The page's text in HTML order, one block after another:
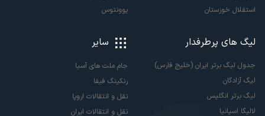
استقلال خوزستان
یوونتوس
لیگ های پرطرفدار
جدول لیگ برتر ایران (خلیج فارس)
لیگ آزادگان
لیگ برتر انگلیس
لالیگا اسپانیا
سایر
جام ملت های آسیا
رنکینگ فیفا
نقل و انتقالات اروپا
نقل و انتقالات ایران